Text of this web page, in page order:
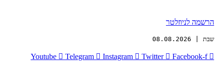
הרשמה לניוזלטר
שבת | 08.08.2026
Youtube Telegram Instagram Twitter Facebook-f